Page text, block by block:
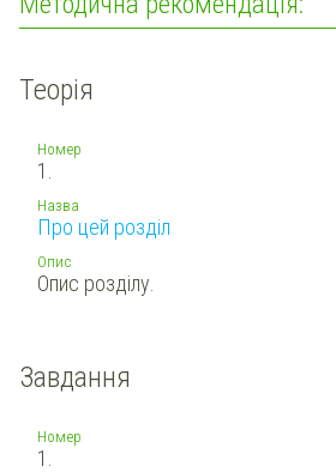
Теорія
Номер
1.
Назва
Про цей розділ
Опис
Опис розділу.
Завдання
Номер
1.